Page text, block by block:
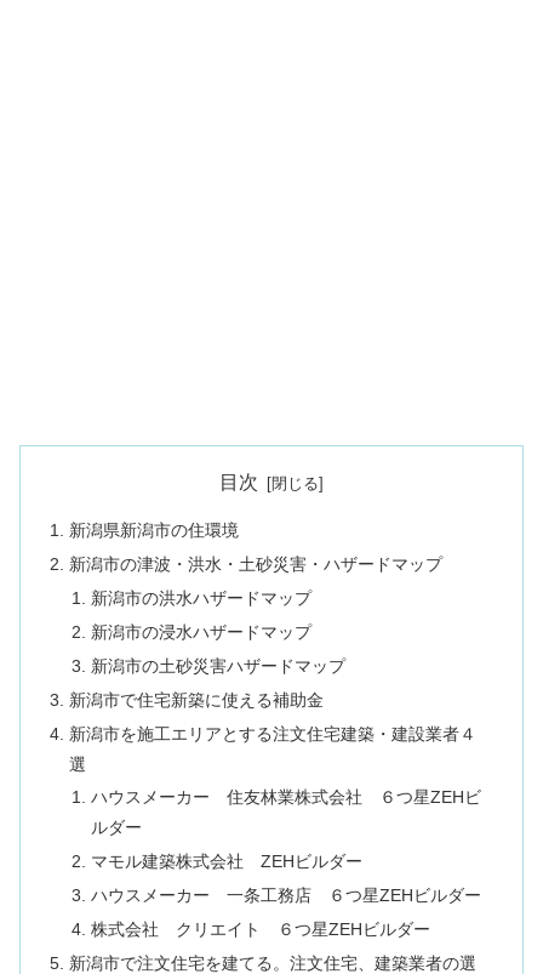
目次
新潟県新潟市の住環境
新潟市の津波・洪水・土砂災害・ハザードマップ
新潟市の洪水ハザードマップ
新潟市の浸水ハザードマップ
新潟市の土砂災害ハザードマップ
新潟市で住宅新築に使える補助金
新潟市を施工エリアとする注文住宅建築・建設業者４
選
ハウスメーカー 住友林業株式会社 ６つ星ZEHビ
ルダー
マモル建築株式会社 ZEHビルダー
ハウスメーカー 一条工務店 ６つ星ZEHビルダー
株式会社 クリエイト ６つ星ZEHビルダー
新潟市で注文住宅を建てる。注文住宅、建築業者の選